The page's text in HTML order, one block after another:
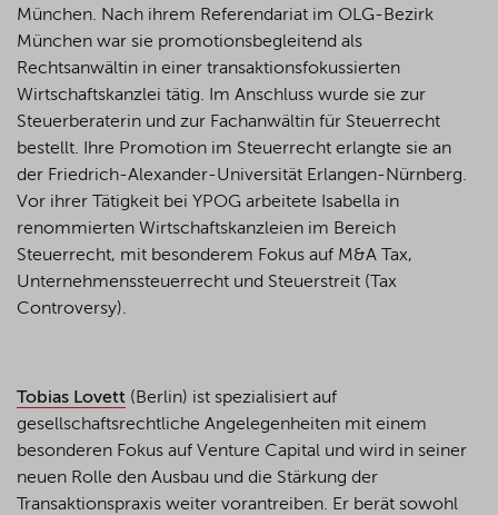
München. Nach ihrem Referendariat im OLG-Bezirk
München war sie promotionsbegleitend als
Rechtsanwältin in einer transaktionsfokussierten
Wirtschaftskanzlei tätig. Im Anschluss wurde sie zur
Steuerberaterin und zur Fachanwältin für Steuerrecht
bestellt. Ihre Promotion im Steuerrecht erlangte sie an
der Friedrich-Alexander-Universität Erlangen-Nürnberg.
Vor ihrer Tätigkeit bei YPOG arbeitete Isabella in
renommierten Wirtschaftskanzleien im Bereich
Steuerrecht, mit besonderem Fokus auf M&A Tax,
Unternehmenssteuerrecht und Steuerstreit (Tax
Controversy).
Tobias Lovett (Berlin) ist spezialisiert auf
gesellschaftsrechtliche Angelegenheiten mit einem
besonderen Fokus auf Venture Capital und wird in seiner
neuen Rolle den Ausbau und die Stärkung der
Transaktionspraxis weiter vorantreiben. Er berät sowohl